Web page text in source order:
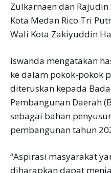
Zulkarnaen dan
Kota Medan Rico Tri
Wali Kota Zakiyuddin
Iswanda mengatakan
ke dalam pokok-pokok
diteruskan kepada
Pembangunan Daerah
sebagai bahan
pembangunan tahun
“Aspirasi masyarakat
diharapkan dapat